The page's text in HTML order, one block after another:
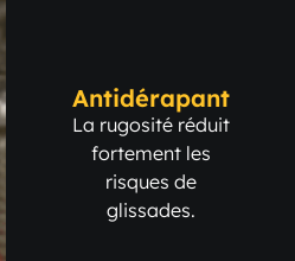
Antidérapant
La rugosité réduit
fortement les
risques de
glissades.